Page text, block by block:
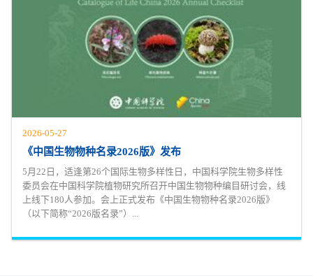
2026-05-27
《中国生物物种名录2026版》发布
5月22日，适逢第26个国际生物多样性日，中国科学院生物多样性
委员会在中国科学院植物研究所召开中国生物物种编目研讨会，线
上线下180人参加。会上正式发布《中国生物物种名录2026版》
（以下简称“2026版名录”）...